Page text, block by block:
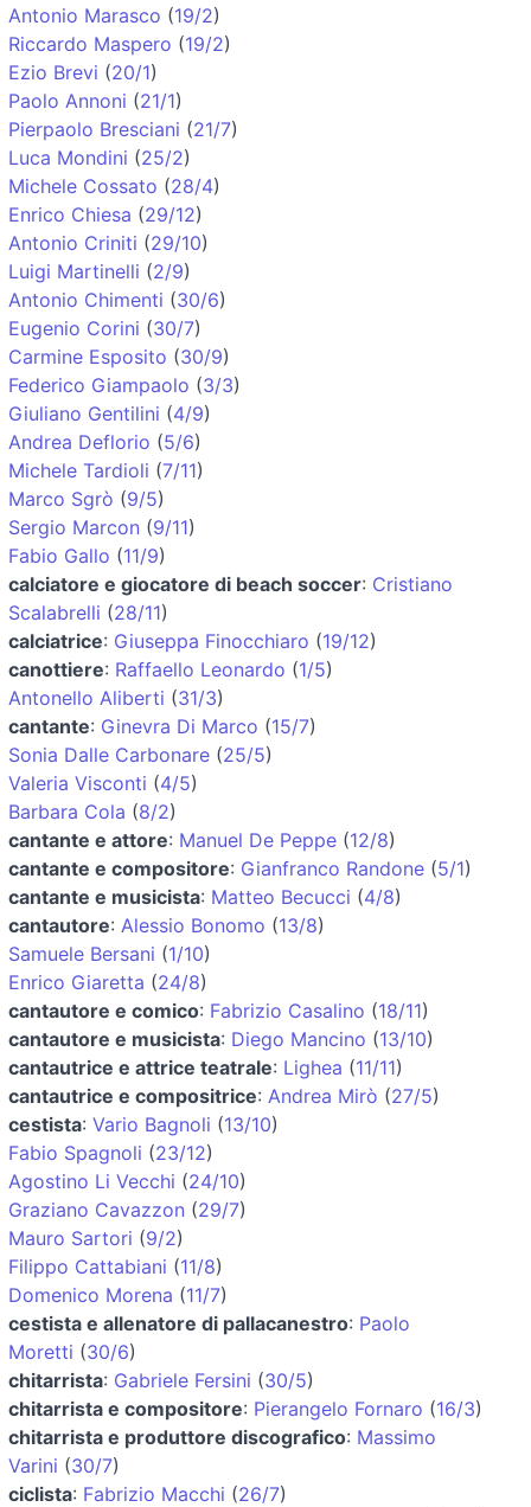
Antonio Marasco (19/2)
Riccardo Maspero (19/2)
Ezio Brevi (20/1)
Paolo Annoni (21/1)
Pierpaolo Bresciani (21/7)
Luca Mondini (25/2)
Michele Cossato (28/4)
Enrico Chiesa (29/12)
Antonio Criniti (29/10)
Luigi Martinelli (2/9)
Antonio Chimenti (30/6)
Eugenio Corini (30/7)
Carmine Esposito (30/9)
Federico Giampaolo (3/3)
Giuliano Gentilini (4/9)
Andrea Deflorio (5/6)
Michele Tardioli (7/11)
Marco Sgrò (9/5)
Sergio Marcon (9/11)
Fabio Gallo (11/9)
calciatore e giocatore di beach soccer: Cristiano
Scalabrelli (28/11)
calciatrice: Giuseppa Finocchiaro (19/12)
canottiere: Raffaello Leonardo (1/5)
Antonello Aliberti (31/3)
cantante: Ginevra Di Marco (15/7)
Sonia Dalle Carbonare (25/5)
Valeria Visconti (4/5)
Barbara Cola (8/2)
cantante e attore: Manuel De Peppe (12/8)
cantante e compositore: Gianfranco Randone (5/1)
cantante e musicista: Matteo Becucci (4/8)
cantautore: Alessio Bonomo (13/8)
Samuele Bersani (1/10)
Enrico Giaretta (24/8)
cantautore e comico: Fabrizio Casalino (18/11)
cantautore e musicista: Diego Mancino (13/10)
cantautrice e attrice teatrale: Lighea (11/11)
cantautrice e compositrice: Andrea Mirò (27/5)
cestista: Vario Bagnoli (13/10)
Fabio Spagnoli (23/12)
Agostino Li Vecchi (24/10)
Graziano Cavazzon (29/7)
Mauro Sartori (9/2)
Filippo Cattabiani (11/8)
Domenico Morena (11/7)
cestista e allenatore di pallacanestro: Paolo
Moretti (30/6)
chitarrista: Gabriele Fersini (30/5)
chitarrista e compositore: Pierangelo Fornaro (16/3)
chitarrista e produttore discografico: Massimo
Varini (30/7)
ciclista: Fabrizio Macchi (26/7)